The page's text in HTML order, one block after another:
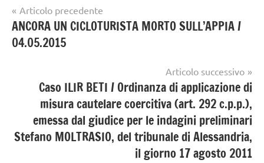
Navigazione
articoli
Articolo precedente
ANCORA UN CICLOTURISTA MORTO SULL’APPIA /
04.05.2015
Articolo successivo
Caso ILIR BETI / Ordinanza di applicazione di
misura cautelare coercitiva (art. 292 c.p.p.),
emessa dal giudice per le indagini preliminari
Stefano MOLTRASIO, del tribunale di Alessandria,
il giorno 17 agosto 2011